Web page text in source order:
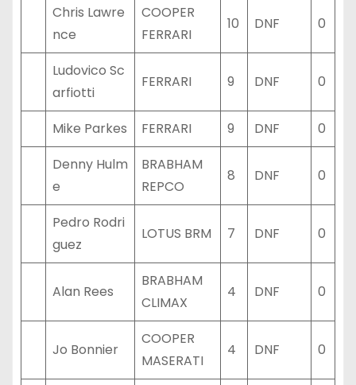
Chris Lawre
nce
COOPER
FERRARI
10 DNF 0
Ludovico Sc
arfiotti
FERRARI 9 DNF 0
Mike Parkes FERRARI 9 DNF
0
Denny Hulm
e
BRABHAM
REPCO
8 DNF 0
Pedro Rodri
guez
LOTUS BRM 7 DNF 0
Alan Rees
BRABHAM
CLIMAX
4 DNF 0
Jo Bonnier
COOPER
MASERATI
4 DNF 0